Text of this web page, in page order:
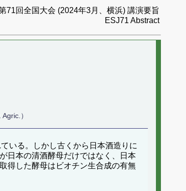
71回全国大会 (2024年3月、横浜) 講演要旨
ESJ71 Abstract
）
いる。しかし古くから日本酒造りに
日本の清酒酵母だけではなく、日本
得した酵母はビオチン生合成の有無